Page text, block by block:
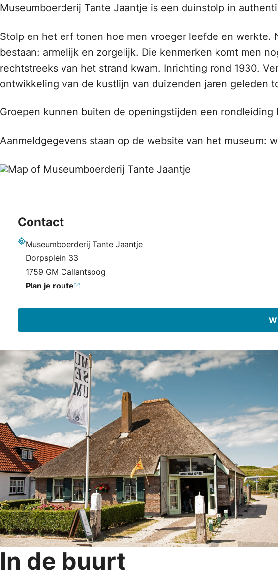
Museumboerderij Tante Jaantje is een duinstolp in
Stolp en het erf tonen hoe men vroeger leefde en werkte.
bestaan: armelijk en zorgelijk. Die kenmerken komt men
rechtstreeks van het strand kwam. Inrichting rond 1930.
ontwikkeling van de kustlijn van duizenden jaren geleden
Groepen kunnen buiten de openingstijden een rondleiding
Aanmeldgegevens staan op de website van het museum:
Contact
Museumboerderij Tante Jaantje
Dorpsplein 33
1759 GM Callantsoog
Plan je route
In de buurt